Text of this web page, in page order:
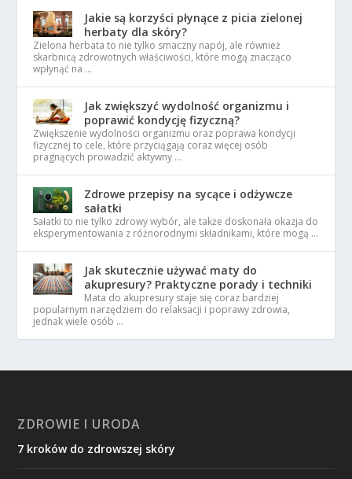
Jakie są korzyści płynące z picia zielonej
herbaty dla skóry?
Zielona herbata to nie tylko smaczny napój, ale również
skarbnicą zdrowotnych właściwości, które mogą znacząco
wpłynąć na …
Jak zwiększyć wydolność organizmu i
poprawić kondycję fizyczną?
Zwiększenie wydolności organizmu oraz poprawa kondycji
fizycznej to cele, które przyciągają coraz więcej osób
pragnących prowadzić aktywny …
Zdrowe przepisy na sycące i odżywcze
sałatki
Sałatki to nie tylko zdrowy wybór, ale także doskonała okazja do
eksperymentowania z różnorodnymi składnikami, które mogą …
Jak skutecznie używać maty do
akupresury? Praktyczne porady i techniki
Mata do akupresury staje się coraz bardziej
popularnym narzędziem do relaksacji i poprawy zdrowia,
jednak wiele osób …
ZDROWIE I URODA
7 kroków do zdrowszej skóry